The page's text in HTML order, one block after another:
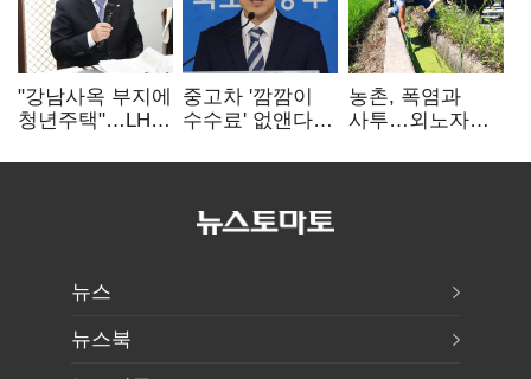
"강남사옥 부지에
청년주택"…LH도
중고차 '깜깜이
수수료' 없앤다…
생기면 환불
농촌, 폭염과
사투…외노자
없앤다
뉴스
뉴스북